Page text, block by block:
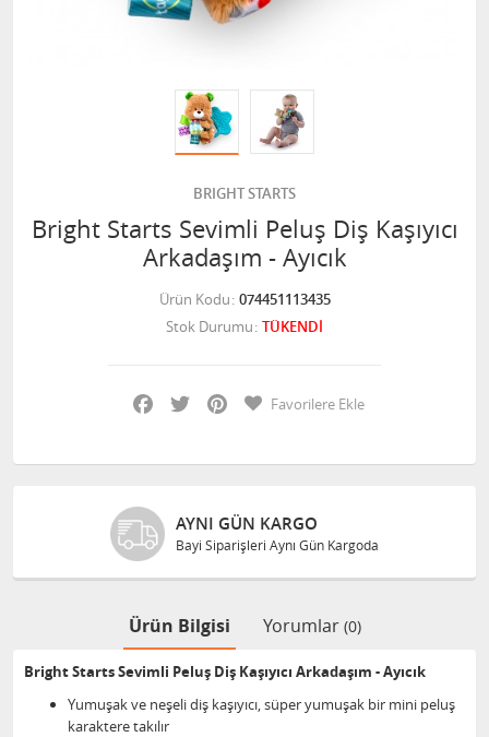
BRIGHT STARTS
Bright Starts Sevimli Peluş Diş Kaşıyıcı
Arkadaşım - Ayıcık
Ürün Kodu 074451113435
Stok Durumu TÜKENDİ
Facebook
Twitter PinterestFavorilere Ekle
AYNI GÜN KARGO
Bayi Siparişleri Aynı Gün Kargoda
Ürün Bilgisi Yorumlar (0)
Bright Starts Sevimli Peluş Diş Kaşıyıcı Arkadaşım - Ayıcık
Yumuşak ve neşeli diş kaşıyıcı, süper yumuşak bir mini peluş
karaktere takılır